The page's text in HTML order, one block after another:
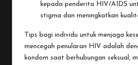
kepada penderita HIV/AIDS
stigma dan meningkatkan
Tips bagi individu untuk menjaga
mencegah penularan HIV adalah
kondom saat berhubungan seksual,